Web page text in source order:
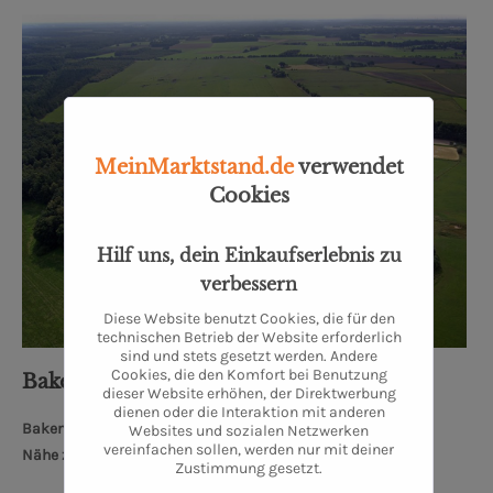
Bakenhus Biofleisch GmbH
Bakenhuser Esch 8, 26197 Großenkneten
Nähe zum Oldenburger Schloss: 34 km
MeinMarktstand.deverwendet
Cookies
Hilf uns, dein Einkaufserlebnis zu
verbessern
Diese Website benutzt Cookies, die für den
technischen Betrieb der Website erforderlich
sind und stets gesetzt werden. Andere
Cookies, die den Komfort bei Benutzung
dieser Website erhöhen, der Direktwerbung
dienen oder die Interaktion mit anderen
Websites und sozialen Netzwerken
vereinfachen sollen, werden nur mit deiner
Zustimmung gesetzt.